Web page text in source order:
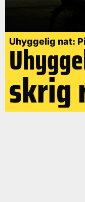
Uhyggelig nat:
skrig